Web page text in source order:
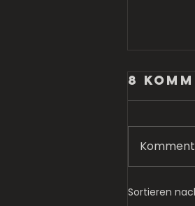
Das
8
Sortieren